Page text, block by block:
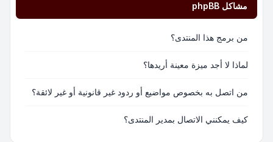
مشاكل phpBB
من برمج هذا المنتدى؟
لماذا لا أجد ميزة معينة أريدها؟
من اتصل به بخصوص مواضيع أو ردود غير قانونية أو غير لائقة؟
كيف يمكنني الاتصال بمدير المنتدى؟